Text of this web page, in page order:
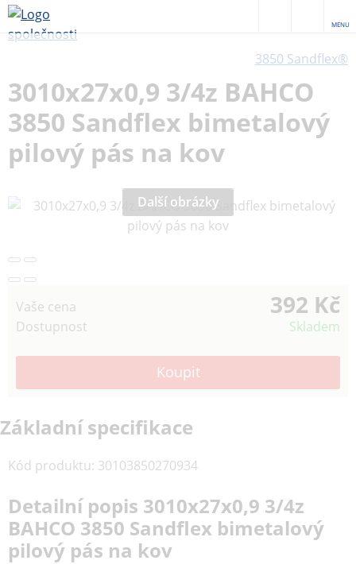
MENU
3850 Sandflex®
3010x27x0,9 3/4z BAHCO
3850 Sandflex bimetalový
pilový pás na kov
Další obrázky
Vaše cena 392 Kč
Dostupnost Skladem
Základní specifikace
Kód produktu: 30103850270934
Detailní popis 3010x27x0,9 3/4z
BAHCO 3850 Sandflex bimetalový
pilový pás na kov